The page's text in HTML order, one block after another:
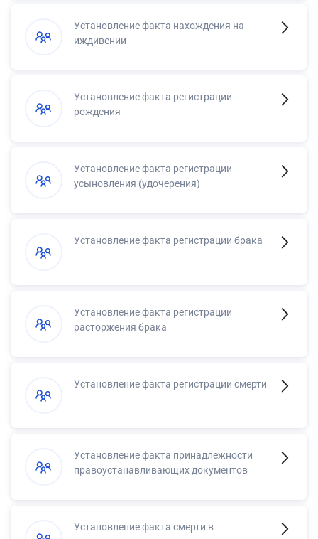
Установление факта нахождения на
иждивении
Установление факта регистрации
рождения
Установление факта регистрации
усыновления (удочерения)
Установление факта регистрации брака
Установление факта регистрации
расторжения брака
Установление факта регистрации смерти
Установление факта принадлежности
правоустанавливающих документов
Установление факта смерти в